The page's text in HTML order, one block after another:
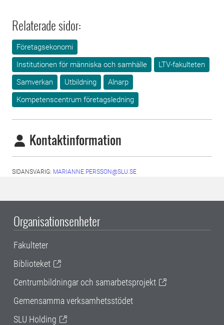
Relaterade sidor:
Företagsekonomi
Institutionen för människa och samhälle
LTV-fakulteten
Samverkan
Utbildning
Alnarp
Kompetenscentrum företagsledning
Kontaktinformation
SIDANSVARIG: MARIANNE.PERSSON@SLU.SE
Organisationsenheter
Fakulteter
Biblioteket
Centrumbildningar och samarbetsprojekt
Gemensamma verksamhetsstödet
SLU Holding